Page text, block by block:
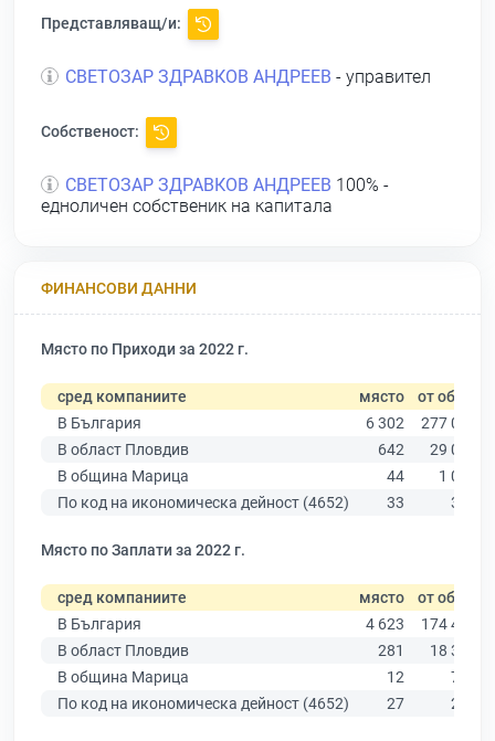
Представляващ/и:
СВЕТОЗАР ЗДРАВКОВ АНДРЕЕВ - управител
Собственост:
СВЕТОЗАР ЗДРАВКОВ АНДРЕЕВ 100% -
едноличен собственик на капитала
ФИНАНСОВИ ДАННИ
Място по Приходи за 2022 г.
сред компаниите място от общо
В България
6 302
277 019
В област Пловдив
642
29 067
В община Марица
44
1 033
По код на икономическа дейност (4652)
33 321
Място по Заплати за 2022 г.
сред компаниите място от общо
В България
4 623
174 403
В област Пловдив
281
18 305
В община Марица
12
712
По код на икономическа дейност (4652)
27 205